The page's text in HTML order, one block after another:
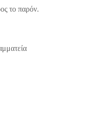
το παρόν.